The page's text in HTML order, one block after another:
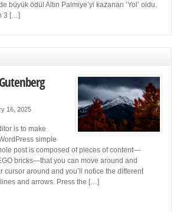
büyük ödül Altın Palmiye’yi kazanan ‘Yol’ oldu.
3 […]
16, 2025
is to make
simple
post is composed of pieces of content—
bricks—that you can move around and
cursor around and you’ll notice the different
and arrows. Press the […]